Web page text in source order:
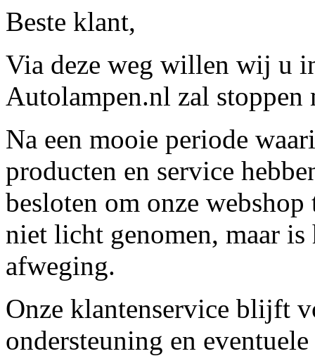
Beste klant,
Via deze weg willen wij u
Autolampen.nl zal stoppen
Na een mooie periode
producten en service
besloten om onze
niet licht genomen, maar
afweging.
Onze klantenservice blijft
ondersteuning en